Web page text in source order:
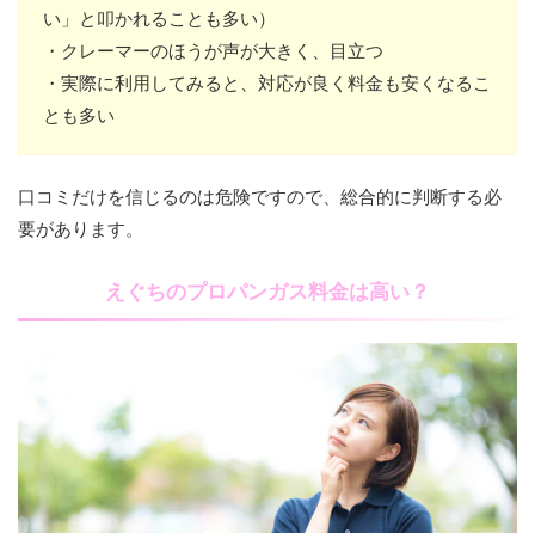
い」と叩かれることも多い）
・クレーマーのほうが声が大きく、目立つ
・実際に利用してみると、対応が良く料金も安くなるこ
とも多い
口コミだけを信じるのは危険ですので、総合的に判断する必
要があります。
えぐちのプロパンガス料金は高い？